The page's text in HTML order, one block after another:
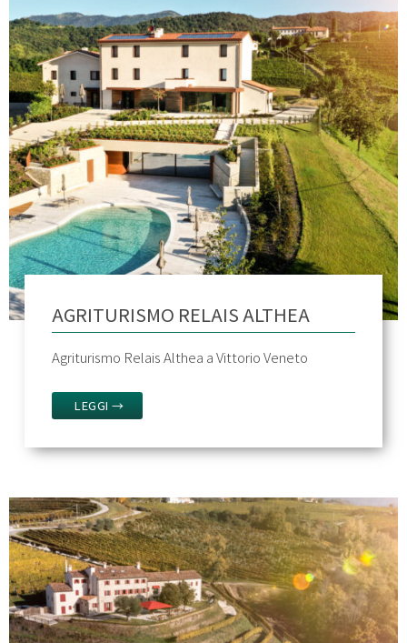
AGRITURISMO RELAIS ALTHEA
Agriturismo Relais Althea a Vittorio Veneto
LEGGI →